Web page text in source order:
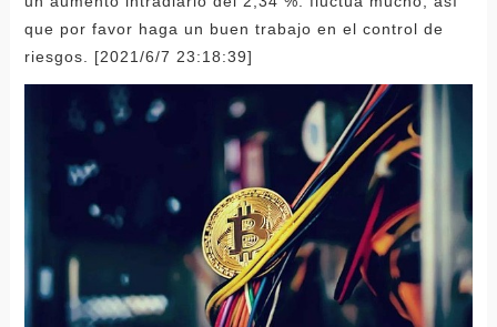
que por favor haga un buen trabajo en el control de
riesgos. [2021/6/7 23:18:39]